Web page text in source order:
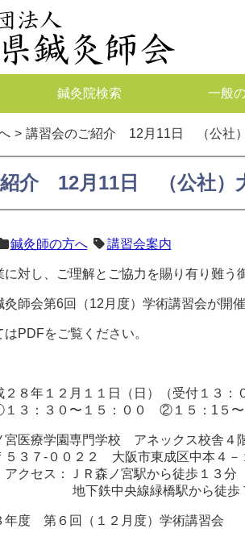
鍼灸院検索 一般
講習会のご紹介 12月11日 （公社
介 12月11日 （公社）
鍼灸師の方へ 講習会案内
対し、ご理解とご協力を賜り有り難う
灸師会第6回（12月度）学術講習会が開
PDFをご覧ください。
年１２月１１日（日）（受付１３：０
１５：００ ②１５：1５〜１
療学園専門学校 アネックス校舎４
２２ 大阪市東成区中本４－
Ｒ森ノ宮駅から徒歩１３分
線緑橋駅から徒歩７
度 第６回（１２月度）学術講習会